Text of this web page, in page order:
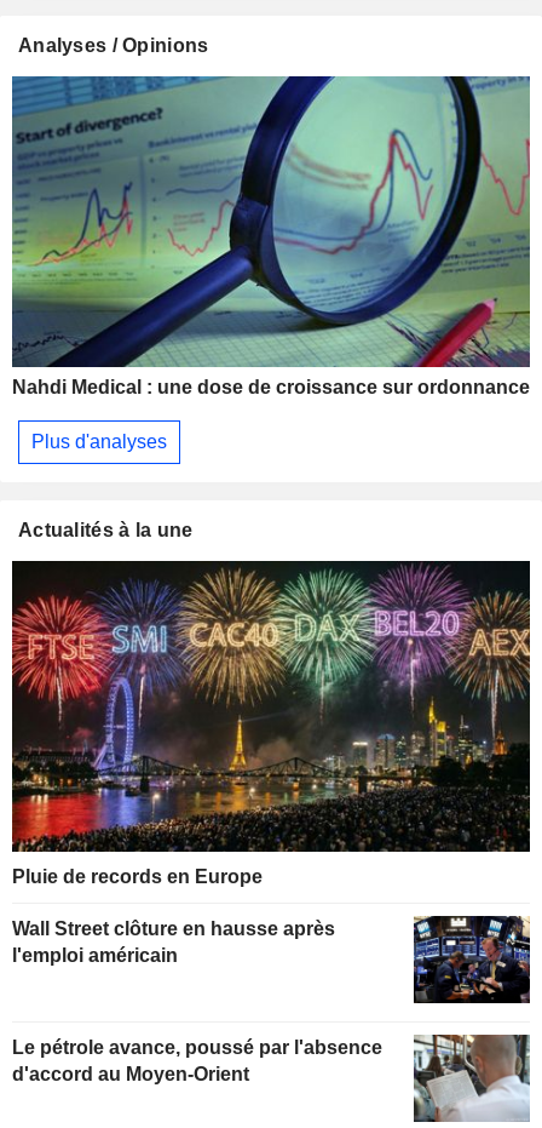
Analyses / Opinions
Nahdi Medical : une dose de croissance sur ordonnance
Plus d'analyses
Actualités à la une
Pluie de records en Europe
Wall Street clôture en hausse après
l'emploi américain
Le pétrole avance, poussé par l'absence
d'accord au Moyen-Orient